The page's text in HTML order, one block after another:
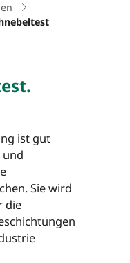
ist gut
Sie wird
die